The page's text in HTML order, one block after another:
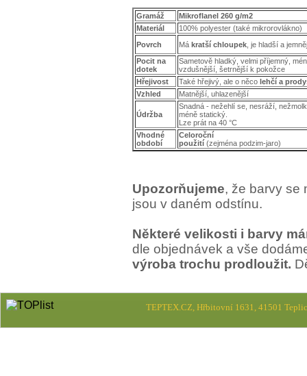
Gramáž
Mikroflanel 260 g/m2
Materiál
100% polyester (také mikrorovlákno)
Povrch
Má kratší chloupek , je hladší a
Pocit na
dotek
Sametově hladký, velmi příjemný,
vzdušnější, šetrnější k pokožce
Hřejivost
Také hřejivý, ale o něco lehčí a
Vzhled
Matnější, uhlazenější
Údržba
Snadná - nežehlí se, nesráží,
méně statický.
Lze prát na 40 °C
Vhodné
období
Celoroční
použití (zejména podzim-jaro)
Upozorňujeme, že barvy se
jsou v daném odstínu.
Některé velikosti i barvy
dle objednávek a vše
výroba trochu prodloužit.
TEPTEX.CZ, Hřbitovní 1631, 41501